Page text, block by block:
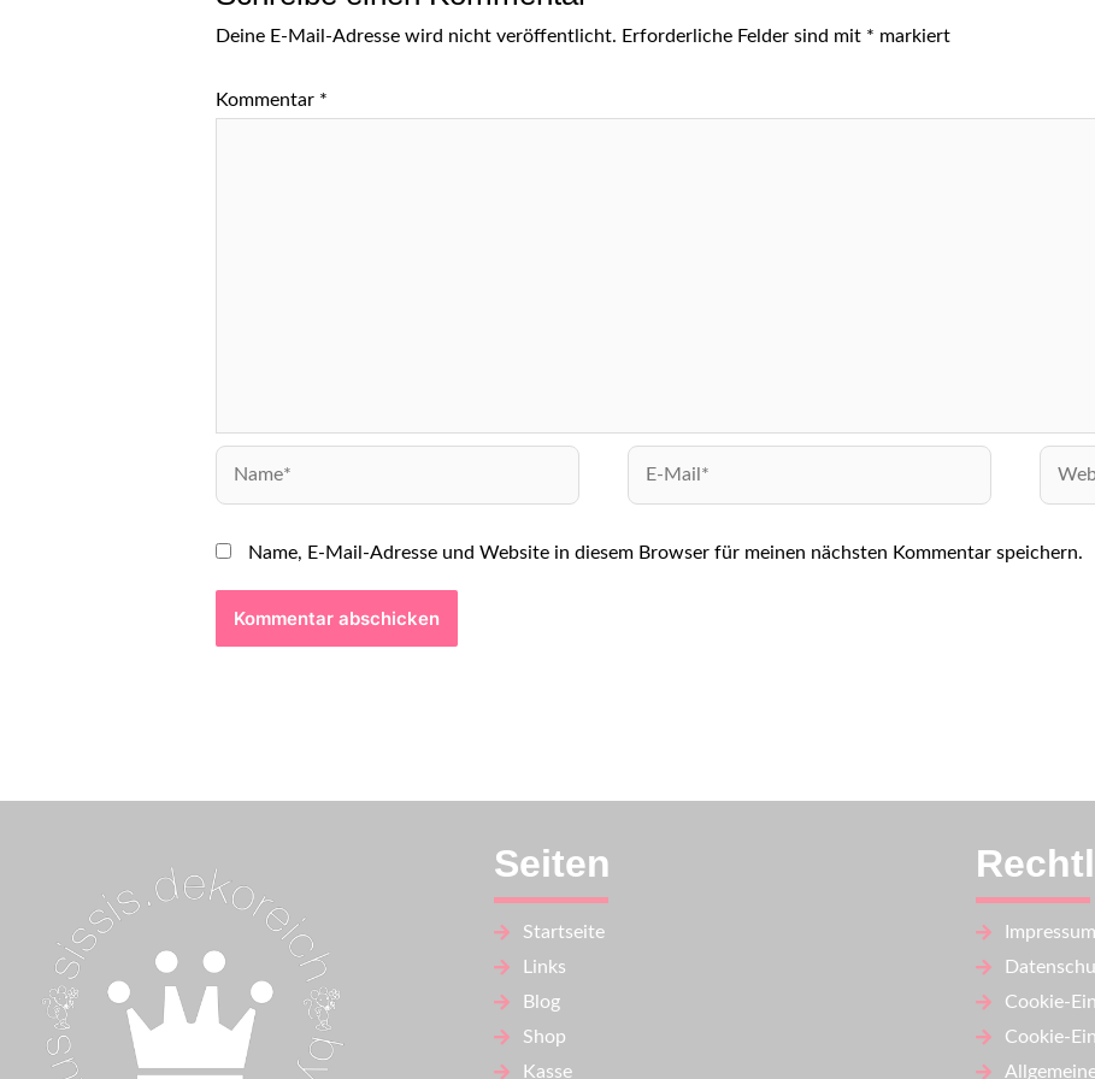
Deine E-Mail-Adresse wird nicht veröffentlicht. Erforderliche Felder sind mit * markiert
Kommentar *
Name, E-Mail-Adresse und Website in diesem Browser für meinen nächsten Kommentar speichern.
Seiten
Startseite
Links
Blog
Shop
Kasse
Impressum
Cookie-
Cookie-